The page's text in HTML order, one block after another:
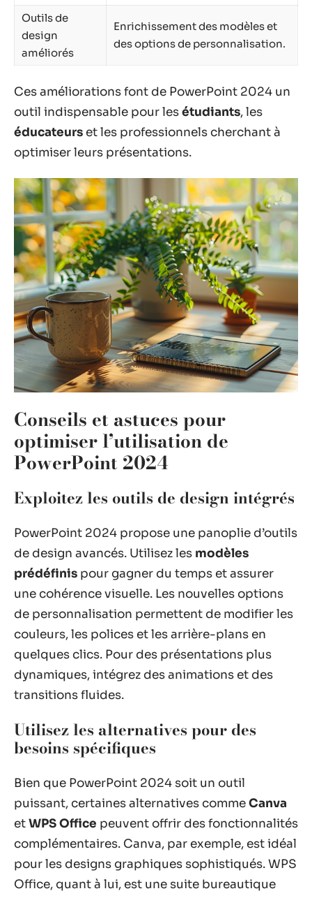
Outils de
design
améliorés
Enrichissement des modèles et
des options de personnalisation.
Ces améliorations font de PowerPoint 2024 un
outil indispensable pour lesétudiants, les
éducateurs et les professionnels cherchant à
optimiser leurs présentations.
Conseils et astuces pour
optimiser l’utilisation de
PowerPoint 2024
Exploitez les outils de design intégrés
PowerPoint 2024 propose une panoplie d’outils
de design avancés. Utilisez les modèles
prédéfinis pour gagner du temps et assurer
une cohérence visuelle. Les nouvelles options
de personnalisation permettent de modifier les
couleurs, les polices et les arrière-plans en
quelques clics. Pour des présentations plus
dynamiques, intégrez des animations et des
transitions fluides.
Utilisez les alternatives pour des
besoins spécifiques
Bien que PowerPoint 2024 soit un outil
puissant, certaines alternatives commeCanva
etWPS Office peuvent offrir des fonctionnalités
complémentaires. Canva, par exemple, est idéal
pour les designs graphiques sophistiqués. WPS
Office, quant à lui, est une suite bureautique